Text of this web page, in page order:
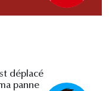
déplacé
panne